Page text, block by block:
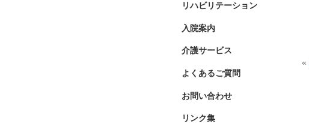
リハビリテーション
入院案内
介護サービス
よくあるご質問
お問い合わせ
リンク集
«